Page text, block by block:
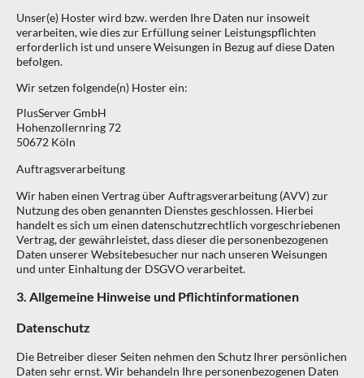
Unser(e) Hoster wird bzw. werden Ihre Daten nur insoweit
verarbeiten, wie dies zur Erfüllung seiner Leistungspflichten
erforderlich ist und unsere Weisungen in Bezug auf diese Daten
befolgen.
Wir setzen folgende(n) Hoster ein:
PlusServer GmbH
Hohenzollernring 72
50672 Köln
Auftragsverarbeitung
Wir haben einen Vertrag über Auftragsverarbeitung (AVV) zur
Nutzung des oben genannten Dienstes geschlossen. Hierbei
handelt es sich um einen datenschutzrechtlich vorgeschriebenen
Vertrag, der gewährleistet, dass dieser die personenbezogenen
Daten unserer Websitebesucher nur nach unseren Weisungen
und unter Einhaltung der DSGVO verarbeitet.
3. Allgemeine Hinweise und Pflicht­informationen
Datenschutz
Die Betreiber dieser Seiten nehmen den Schutz Ihrer persönlichen
Daten sehr ernst. Wir behandeln Ihre personenbezogenen Daten